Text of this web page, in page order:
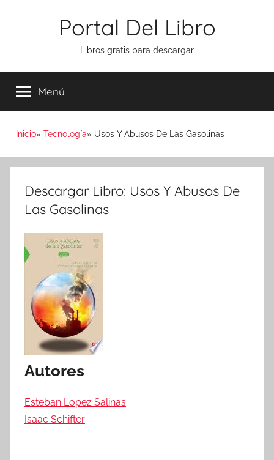
Portal Del Libro
Libros gratis para descargar
Menú
Inicio Tecnología Usos Y Abusos De Las Gasolinas
Descargar Libro: Usos Y Abusos De
Las Gasolinas
Autores
Esteban Lopez Salinas
Isaac Schifter